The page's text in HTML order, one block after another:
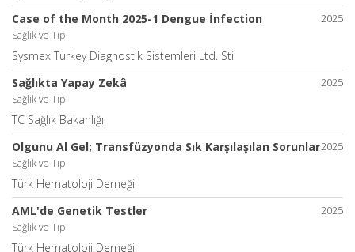
2025
Case of the Month 2025-1 Dengue İnfection
Sağlık ve Tıp
Sysmex Turkey Diagnostik Sistemleri Ltd. Sti
2025
Sağlıkta Yapay Zekâ
Sağlık ve Tıp
TC Sağlık Bakanlığı
2025
Olgunu Al Gel; Transfüzyonda Sık Karşılaşılan Sorunlar
Sağlık ve Tıp
Türk Hematoloji Derneği
2025
AML'de Genetik Testler
Sağlık ve Tıp
Türk Hematoloji Derneği